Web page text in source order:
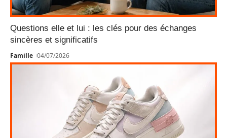
Questions elle et lui : les clés pour des échanges
sincères et significatifs
Famille 04/07/2026